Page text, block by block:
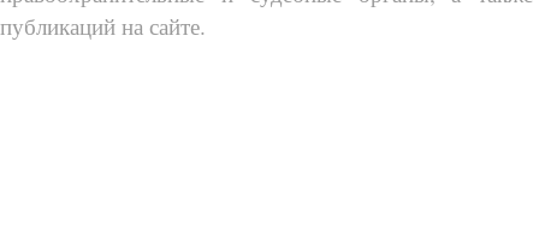
публикаций на сайте.